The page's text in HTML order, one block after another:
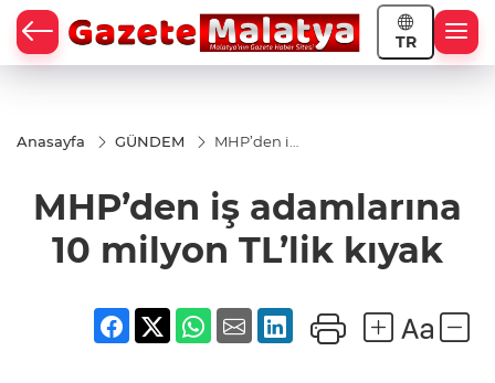
TR
Anasayfa GÜNDEM
MHP’den iş
TL’lik kıyak
MHP’den iş adamlarına
10 milyon TL’lik kıyak